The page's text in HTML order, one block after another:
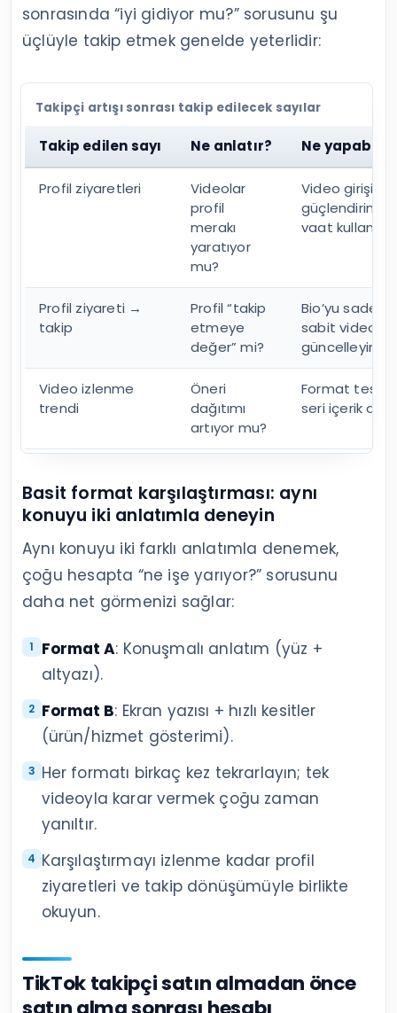
sonrasında “iyi gidiyor mu?” sorusunu şu
üçlüyle takip etmek genelde yeterlidir:
Takipçi artışı sonrası takip edilecek sayılar
Takip edilen sayı Ne anlatır? Ne
Profil ziyaretleri
Videolar
profil
merakı
yaratıyor
mu?
Video girişini
güçlendirin,
vaat kullanın.
Profil ziyareti →
takip
Profil “takip
etmeye
değer” mi?
Bio’yu
sabit videoları
güncelleyin.
Video izlenme
trendi
Öneri
dağıtımı
artıyor mu?
Format test
seri içerik
Basit format karşılaştırması: aynı
konuyu iki anlatımla deneyin
Aynı konuyu iki farklı anlatımla denemek,
çoğu hesapta “ne işe yarıyor?” sorusunu
daha net görmenizi sağlar:
Format A: Konuşmalı anlatım (yüz +
altyazı).
Format B: Ekran yazısı + hızlı kesitler
(ürün/hizmet gösterimi).
Her formatı birkaç kez tekrarlayın; tek
videoyla karar vermek çoğu zaman
yanıltır.
Karşılaştırmayı izlenme kadar profil
ziyaretleri ve takip dönüşümüyle birlikte
okuyun.
TikTok takipçi satın almadan önce